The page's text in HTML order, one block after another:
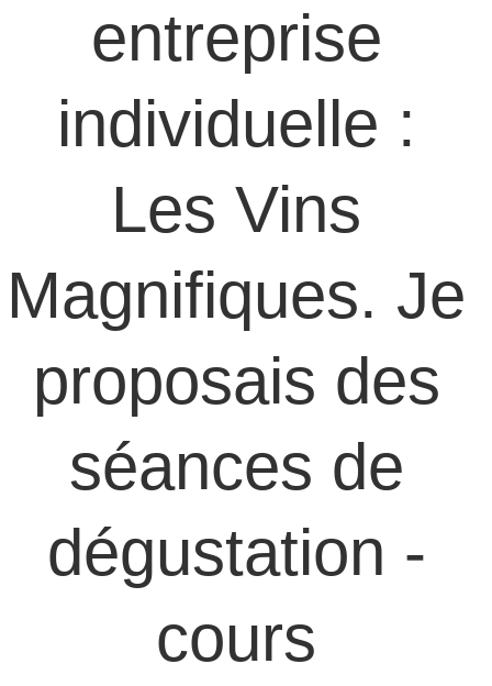
entreprise
individuelle :
Les Vins
Magnifiques. Je
proposais des
séances de
dégustation -
cours